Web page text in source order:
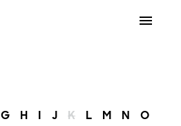
G H I J K L M N O